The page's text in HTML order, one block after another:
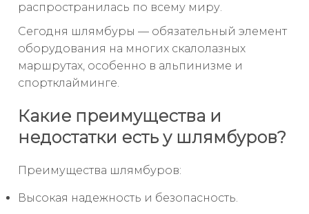
распространилась по всему миру.
Сегодня шлямбуры — обязательный элемент
оборудования на многих скалолазных
маршрутах, особенно в альпинизме и
спортклайминге.
Какие преимущества и
недостатки есть у шлямбуров?
Преимущества шлямбуров:
Высокая надежность и безопасность.